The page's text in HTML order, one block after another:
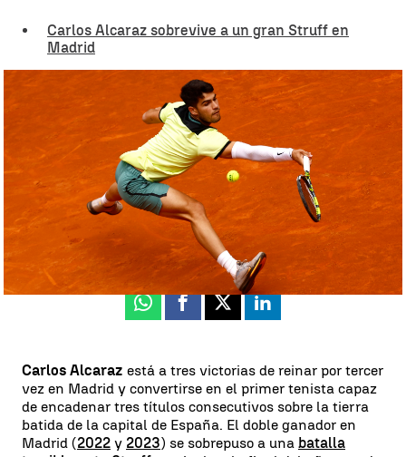
Carlos Alcaraz sobrevive a un gran Struff en
Madrid
Alcaraz sobrevive a Struff y se cita con Rublev en los cuartos del
Mutua Madrid Open |
Reuters
Guillermo F. Lascoiti
Publicado:
30 de abril de 2024, 20:45
Whatsapp
Facebook
X Linkedin
Carlos Alcaraz está a tres victorias de reinar por tercer
vez en Madrid y convertirse en el primer tenista capaz
de encadenar tres títulos consecutivos sobre la tierra
batida de la capital de España. El doble ganador en
Madrid (2022 y 2023) se sobrepuso a una batalla